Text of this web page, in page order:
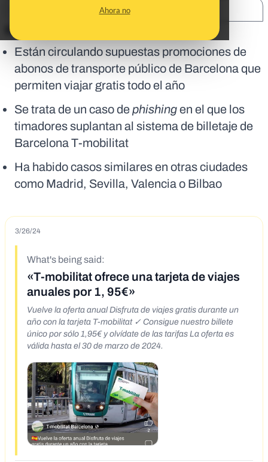
Ahora no
En corto:
Están circulando supuestas promociones de
abonos de transporte público de Barcelona que
permiten viajar gratis todo el año
Se trata de un caso dephishingen el que los
timadores suplantan al sistema de billetaje de
Barcelona T-mobilitat
Ha habido casos similares en otras ciudades
como Madrid, Sevilla, Valencia o Bilbao
3/26/24
What's being said:
«T-mobilitat ofrece una tarjeta de viajes
anuales por 1, 95€»
Vuelve la oferta anual Disfruta de viajes gratis durante un
año con la tarjeta T-mobilitat ✓ Consigue nuestro billete
único por sólo 1,95€ y olvídate de las tarifas La oferta es
válida hasta el 30 de marzo de 2024.